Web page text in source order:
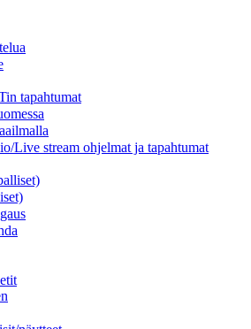
tapahtumat
Live stream ohjelmat ja tapahtumat